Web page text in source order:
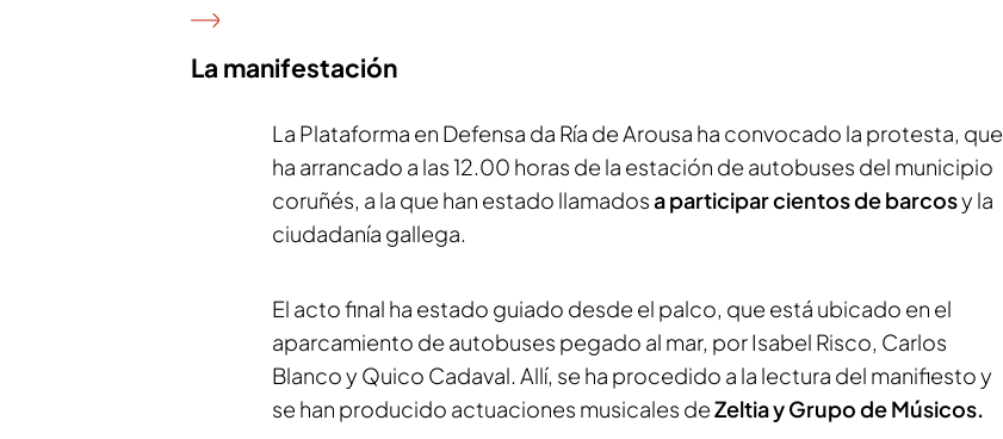
La manifestación
La Plataforma en Defensa da Ría de Arousa ha convocado la protesta, que
ha arrancado a las 12.00 horas de la estación de autobuses del municipio
coruñés, a la que han estado llamadosa participar cientos de barcosy la
ciudadanía gallega.
El acto final ha estado guiado desde el palco, que está ubicado en el
aparcamiento de autobuses pegado al mar, por Isabel Risco, Carlos
Blanco y Quico Cadaval. Allí, se ha procedido a la lectura del manifiesto y
se han producido actuaciones musicales deZeltia y Grupo de Músicos.